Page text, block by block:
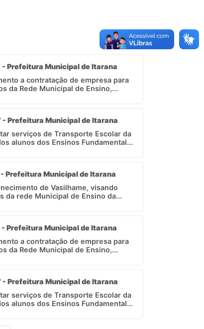
Prefeitura Municipal de Itarana
a contratação de empresa para
da Rede Municipal de Ensino,...
Prefeitura Municipal de Itarana
serviços de Transporte Escolar da
alunos dos Ensinos Fundamental...
Prefeitura Municipal de Itarana
de Vasilhame, visando
da rede Municipal de Ensino da...
Prefeitura Municipal de Itarana
a contratação de empresa para
da Rede Municipal de Ensino,...
Prefeitura Municipal de Itarana
serviços de Transporte Escolar da
alunos dos Ensinos Fundamental...